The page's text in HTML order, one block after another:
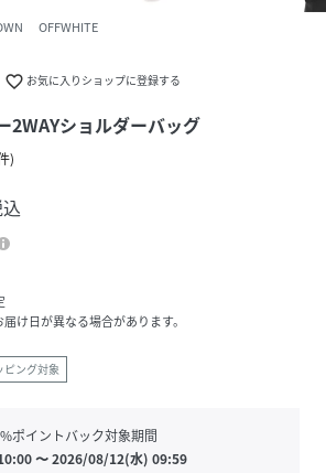
OFFWHITE
favorite_border お気に入りショップに登録する
2WAYショルダーバッグ
)
け日が異なる場合があります。
ピング対象
%ポイントバック対象期間
〜2026/08/12(水) 09:59